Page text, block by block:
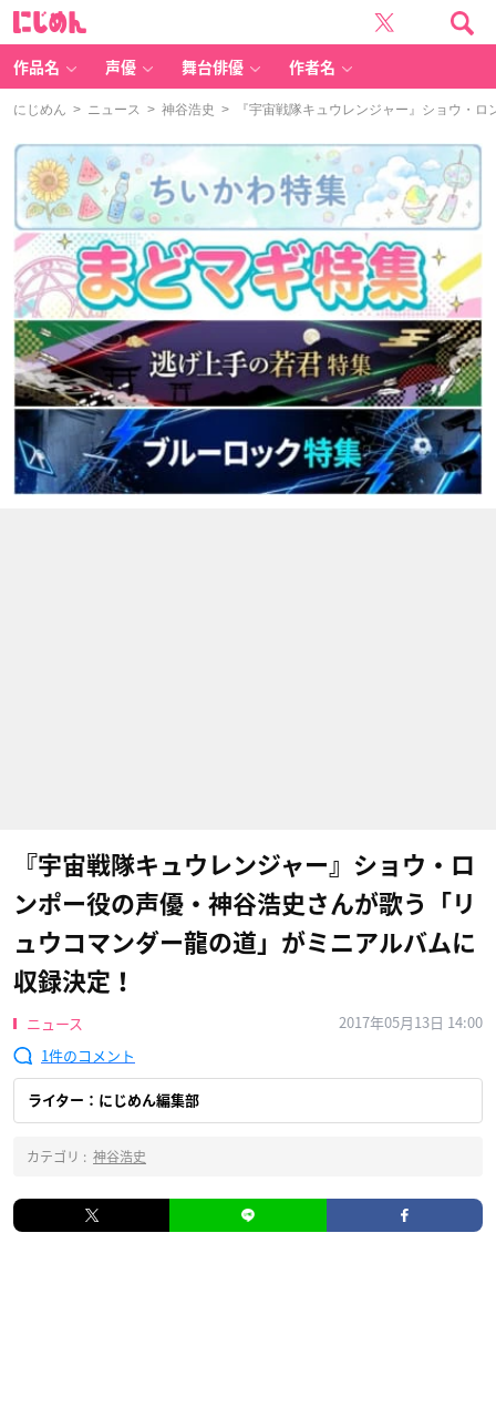
作品名 声優 舞台俳優 作者名
にじめん > ニュース > 神谷浩史 > 『宇宙戦隊キュウレンジャー』ショウ・ロ
『宇宙戦隊キュウレンジャー』ショウ・ロ
ンポー役の声優・神谷浩史さんが歌う「リ
ュウコマンダー龍の道」がミニアルバムに
収録決定！
ニュース
2017年05月13日 14:00
1
ライター：にじめん編集部
カテゴリ : 神谷浩史